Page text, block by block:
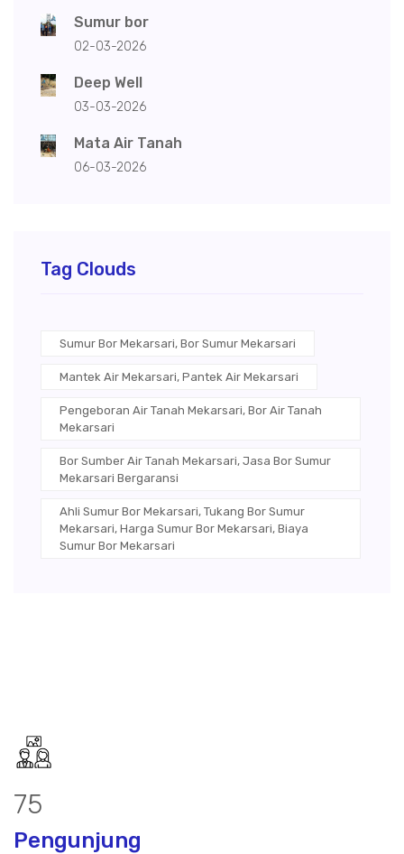
Sumur bor
02-03-2026
Deep Well
03-03-2026
Mata Air Tanah
06-03-2026
Tag Clouds
Sumur Bor Mekarsari, Bor Sumur Mekarsari
Mantek Air Mekarsari, Pantek Air Mekarsari
Pengeboran Air Tanah Mekarsari, Bor Air Tanah
Mekarsari
Bor Sumber Air Tanah Mekarsari, Jasa Bor Sumur
Mekarsari Bergaransi
Ahli Sumur Bor Mekarsari, Tukang Bor Sumur
Mekarsari, Harga Sumur Bor Mekarsari, Biaya
Sumur Bor Mekarsari
97
Pengunjung